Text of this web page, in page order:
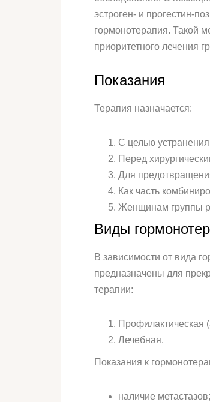
эстроген- и прогестин-
гормонотерапия. Такой
приоритетного лечения
Показания
Терапия назначается:
С целью
Перед
Для
Как часть
Женщинам группы
Виды
В зависимости от вида
предназначены для
терапии:
Профилактическая
Лечебная.
Показания к
наличие метастазов;